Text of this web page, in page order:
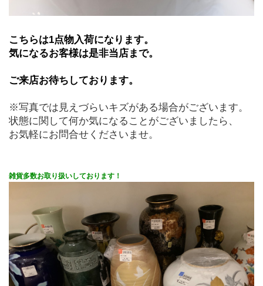
こちらは1点物入荷になります。
気になるお客様は是非当店まで。
ご来店お待ちしております。
※写真では見えづらいキズがある場合がございます。
状態に関して何か気になることがございましたら、
お気軽にお問合せくださいませ。
雑貨多数お取り扱いしております！